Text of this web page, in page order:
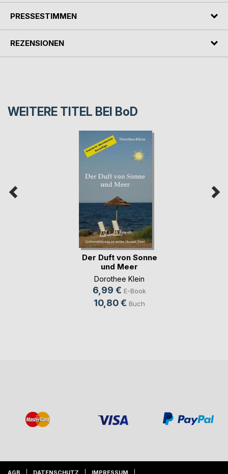
PRESSESTIMMEN
REZENSIONEN
WEITERE TITEL BEI BoD
Der Duft von Sonne
und Meer
Dorothee Klein
6,99 € E-Book
10,80 € Buch
AGB DATENSCHUTZ IMPRESSUM